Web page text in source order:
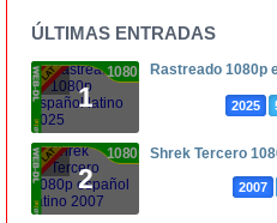
ÚLTIMAS ENTRADAS
1
1080p Rastreado 1080p
2025
2
1080p Shrek Tercero
2007